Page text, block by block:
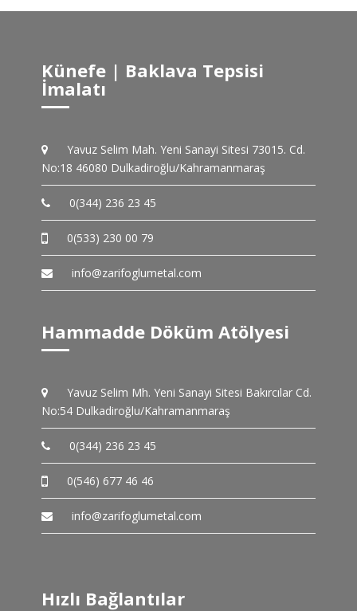
Künefe | Baklava Tepsisi
İmalatı
Yavuz Selim Mah. Yeni Sanayi Sitesi 73015. Cd.
No:18 46080 Dulkadiroğlu/Kahramanmaraş
0(344) 236 23 45
0(533) 230 00 79
info@zarifoglumetal.com
Hammadde Döküm Atölyesi
Yavuz Selim Mh. Yeni Sanayi Sitesi Bakırcılar Cd.
No:54 Dulkadiroğlu/Kahramanmaraş
0(344) 236 23 45
0(546) 677 46 46
info@zarifoglumetal.com
Hızlı Bağlantılar